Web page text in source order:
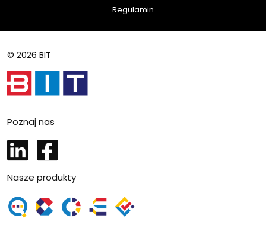
Regulamin
© 2026 BIT
Poznaj nas
LinkedInFacebook
Nasze produkty
SmartSite Lupe
SmartSite CMS
SmartSite Organizator
SmartSite eKolejka
SmartSite eUsługi